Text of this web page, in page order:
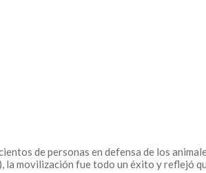
de personas en defensa de los
movilización fue todo un éxito y reflejó